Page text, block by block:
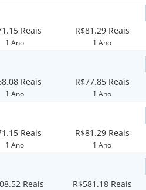
Reais
1 Ano
R$81.29 Reais
1 Ano
Reais
1 Ano
R$77.85 Reais
1 Ano
Reais
1 Ano
R$81.29 Reais
1 Ano
Reais R$581.18 Reais